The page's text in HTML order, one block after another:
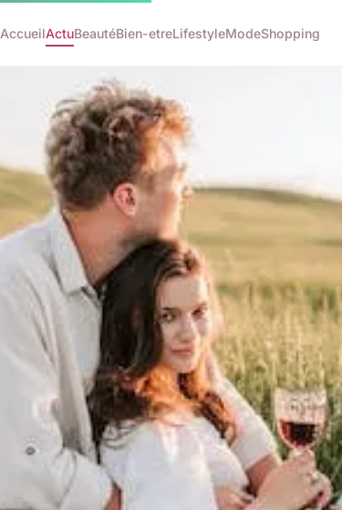
AccueilActuBeautéBien-etreLifestyleModeShopping